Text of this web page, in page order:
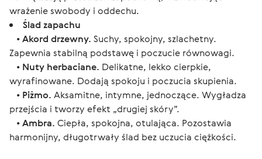
wrażenie swobody i oddechu.
Ślad zapachu
•Akord drzewny. Suchy, spokojny, szlachetny.
Zapewnia stabilną podstawę i poczucie równowagi.
• Nuty herbaciane. Delikatne, lekko cierpkie,
wyrafinowane. Dodają spokoju i poczucia skupienia.
• Piżmo. Aksamitne, intymne, jednoczące. Wygładza
przejścia i tworzy efekt „drugiej skóry”.
•Ambra. Ciepła, spokojna, otulająca. Pozostawia
harmonijny, długotrwały ślad bez uczucia ciężkości.